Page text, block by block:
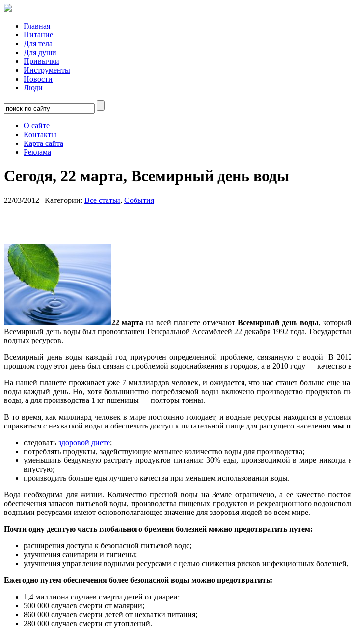
Главная
Питание
Для тела
Для души
Привычки
Инструменты
Новости
Люди
О сайте
Контакты
Карта сайта
Реклама
Сегодя, 22 марта, Всемирный день воды
22/03/2012 | Категории: Все статьи, События
22 марта на всей планете отмечают Всемирный день воды,
Всемирный день воды был провозглашен Генеральной Ассамблеей 22 декабря 1992 года.
водных ресурсов.
Всемирный день воды каждый год приурочен определенной проблеме, связанную с водой. В
прошлом году этот день был связан с проблемой водоснабжения в городов, а в 2010 году — качество
На нашей планете проживает уже 7 миллиардов человек, и ожидается, что нас станет больше еще
воды каждый день. Но, хотя большинство потребляемой воды включено производство продуктов
воды, а для производства 1 кг пшеницы — полторы тонны.
В то время, как миллиард человек в мире постоянно голодает, и водные ресурсы находятся в
справиться с нехваткой воды и обеспечить доступ к питательной пище для растущего населения мы
следовать здоровой диете;
потреблять продукты, задействующие меньшее количество воды для производства;
уменьшить бездумную растрату продуктов питания: 30% еды, производимой в мире никогда
впустую;
производить больше еды лучшего качества при меньшем использовании воды.
Вода необходима для жизни. Количество пресной воды на Земле ограничено, а ее качество
обеспечения запасов питьевой воды, производства пищевых продуктов и рекреационного
водными ресурсами имеют основополагающее значение для здоровья людей во всем мире.
Почти одну десятую часть глобального бремени болезней можно предотвратить путем:
расширения доступа к безопасной питьевой воде;
улучшения санитарии и гигиены;
улучшения управления водными ресурсами с целью снижения рисков инфекционных
Ежегодно путем обеспечения более безопасной воды можно предотвратить:
1,4 миллиона случаев смерти детей от диареи;
500 000 случаев смерти от малярии;
860 000 случаев смерти детей от нехватки питания;
280 000 случаев смерти от утоплений.